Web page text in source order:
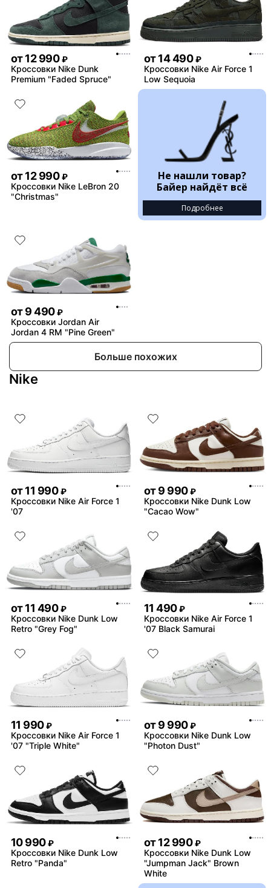
от12 990 ₽
Кроссовки Nike Dunk
Premium "Faded Spruce"
от14 490 ₽
Кроссовки Nike Air Force 1
Low Sequoia
от12 990 ₽
Кроссовки Nike LeBron 20
"Christmas"
Не нашли товар?
Байер найдёт всё
Подробнее
от9 490 ₽
Кроссовки Jordan Air
Jordan 4 RM "Pine Green"
Больше похожих
Nike
от11 990 ₽
Кроссовки Nike Air Force 1
'07
от9 990 ₽
Кроссовки Nike Dunk Low
"Cacao Wow"
от11 490 ₽
Кроссовки Nike Dunk Low
Retro "Grey Fog"
11 490 ₽
Кроссовки Nike Air Force 1
'07 Black Samurai
11 990 ₽
Кроссовки Nike Air Force 1
'07 "Triple White"
от9 990 ₽
Кроссовки Nike Dunk Low
"Photon Dust"
10 990 ₽
Кроссовки Nike Dunk Low
Retro "Panda"
от12 990 ₽
Кроссовки Nike Dunk Low
"Jumpman Jack" Brown
White